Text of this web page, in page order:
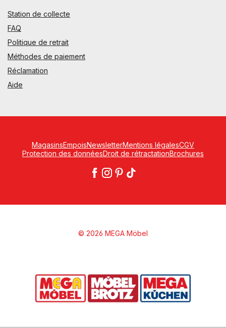
Station de collecte
FAQ
Politique de retrait
Méthodes de paiement
Réclamation
Aide
MagasinsEmpoisNewsletterMentions légalesCGV
Protection des donnéesDroit de rétractationBrochures
© 2026 MEGA Möbel